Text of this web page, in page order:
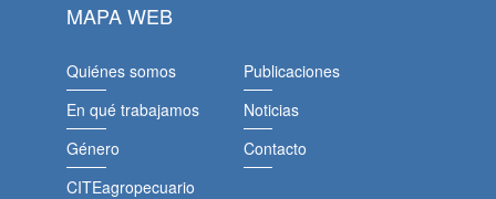
MAPA WEB
Quiénes somos
En qué trabajamos
Género
CITEagropecuario
Publicaciones
Noticias
Contacto